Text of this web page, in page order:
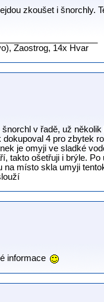
zkoušet i šnorchly.
Zaostrog, 14x Hvar
v řadě, už
4 pro zbytek
je omyji ve sladké
takto ošetřuji i brýle.
na místo skla umyji
informace